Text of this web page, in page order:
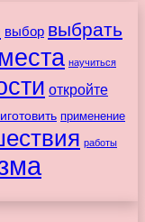
выбор выбрать
научиться
откройте
применение
работы